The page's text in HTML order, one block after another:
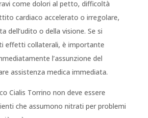
come dolori al petto, difficoltà
cardiaco accelerato o irregolare,
dell’udito o della visione. Se si
effetti collaterali, è importante
l’assunzione del
assistenza medica immediata.
Cialis Torrino non deve essere
che assumono nitrati per problemi